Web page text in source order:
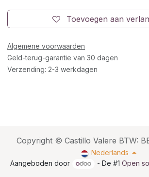
Toevoegen aan
Algemene voorwaarden
Geld-terug-garantie van 30 dagen
Verzending: 2-3 werkdagen
Copyright © Castillo Valere BTW:
Nederlands
Aangeboden door
- De #1Open